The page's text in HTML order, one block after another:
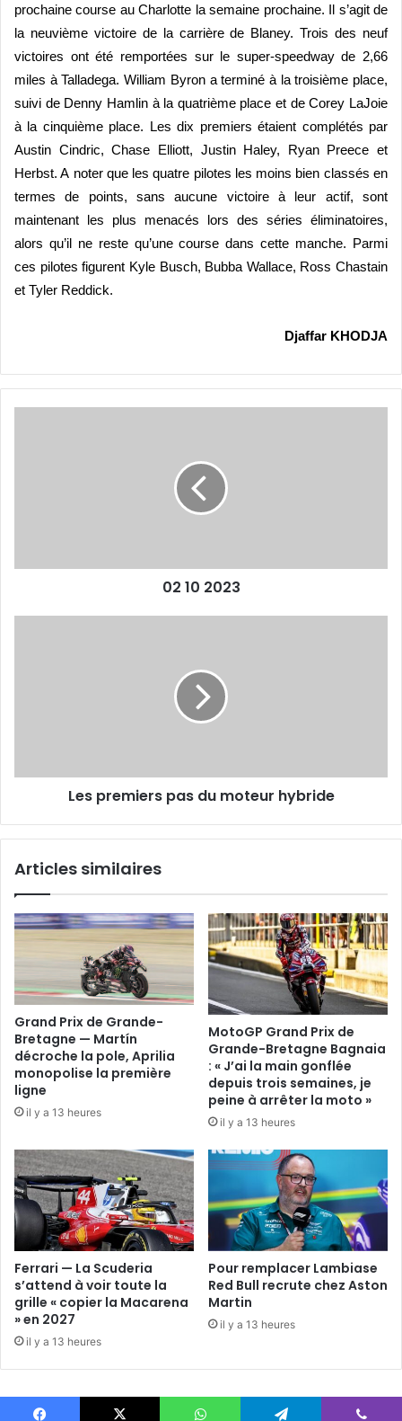
prochaine course au Charlotte la semaine prochaine. Il s’agit de
la neuvième victoire de la carrière de Blaney. Trois des neuf
victoires ont été remportées sur le super-speedway de 2,66
miles àTalladega.William Byron a terminé à la troisième place,
suivi de Denny Hamlin à la quatrième place et de Corey LaJoie
à la cinquième place. Les dix premiers étaient complétés par
Austin Cindric, Chase Elliott, Justin Haley, Ryan Preece et
Herbst. A noter que les quatre pilotes les moins bien classés en
termes de points, sans aucune victoire à leur actif, sont
maintenant les plus menacés lors des séries éliminatoires,
alors qu’il ne reste qu’une course dans cette manche. Parmi
ces pilotes figurent Kyle Busch, Bubba Wallace, Ross Chastain
et Tyler Reddick.
Djaffar KHODJA
02 10 2023
Les premiers pas du moteur hybride
Articles similaires
Grand Prix de Grande-
Bretagne — Martín
décroche la pole, Aprilia
monopolise la première
ligne
il y a 13 heures
MotoGP Grand Prix de
Grande-Bretagne Bagnaia
: « J’ai la main gonflée
depuis trois semaines, je
peine à arrêter la moto »
il y a 13 heures
Ferrari — La Scuderia
s’attend à voir toute la
grille « copier la Macarena
» en 2027
il y a 13 heures
Pour remplacer Lambiase
Red Bull recrute chez Aston
Martin
il y a 13 heures